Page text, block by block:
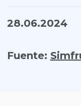
28.06.2024
Fuente: